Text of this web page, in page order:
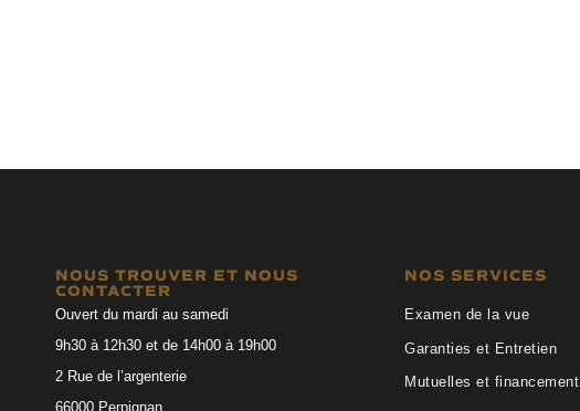
NOUS TROUVER ET NOUS
CONTACTER
Ouvert du mardi au samedi
9h30 à 12h30 et de 14h00 à 19h00
2 Rue de l’argenterie
66000 Perpignan
NOS SERVICES
Examen de la vue
Garanties et Entretien
Mutuelles et financement